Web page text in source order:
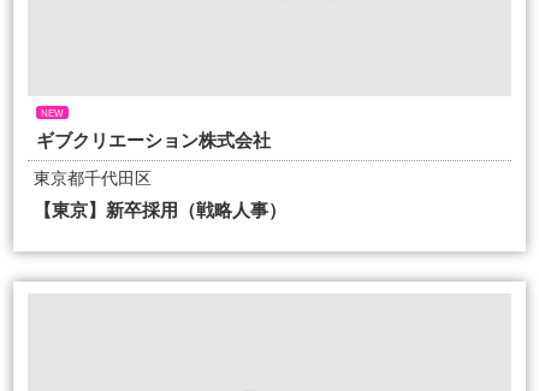
NEW
ギブクリエーション株式会社
東京都千代田区
【東京】新卒採用（戦略人事）